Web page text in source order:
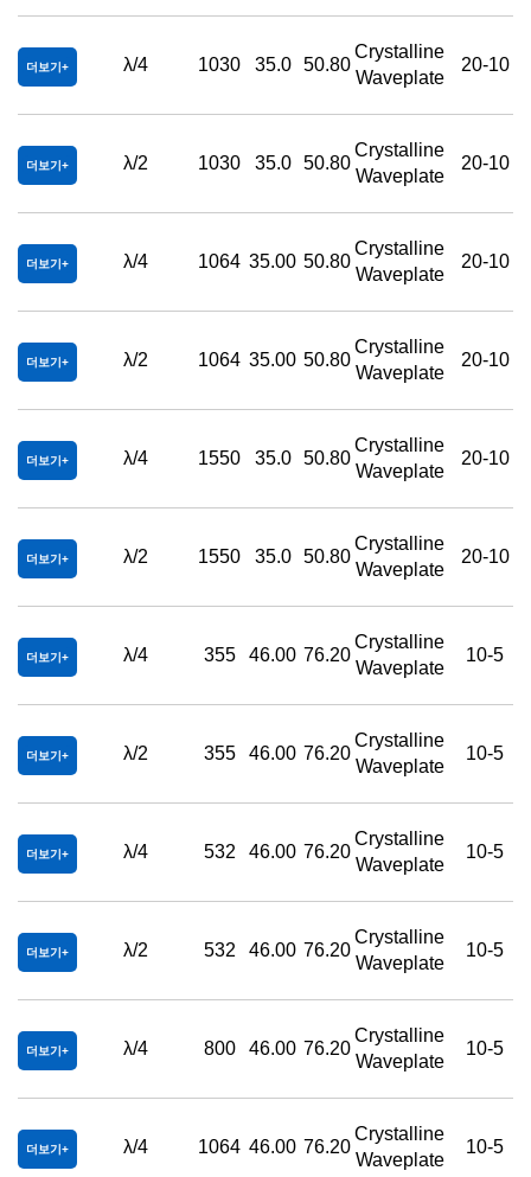
더보기 λ/4 1030 35.0 50.80
Crystalline
Waveplate
20-10
더보기 λ/2 1030 35.0 50.80
Crystalline
Waveplate
20-10
더보기 λ/4 1064 35.00 50.80
Crystalline
Waveplate
20-10
더보기 λ/2 1064 35.00 50.80
Crystalline
Waveplate
20-10
더보기 λ/4 1550 35.0 50.80
Crystalline
Waveplate
20-10
더보기 λ/2 1550 35.0 50.80
Crystalline
Waveplate
20-10
더보기 λ/4 355 46.00 76.20
Crystalline
Waveplate
10-5
더보기 λ/2 355 46.00 76.20
Crystalline
Waveplate
10-5
더보기 λ/4 532 46.00 76.20
Crystalline
Waveplate
10-5
더보기 λ/2 532 46.00 76.20
Crystalline
Waveplate
10-5
더보기 λ/4 800 46.00 76.20
Crystalline
Waveplate
10-5
더보기 λ/4 1064 46.00 76.20
Crystalline
Waveplate
10-5